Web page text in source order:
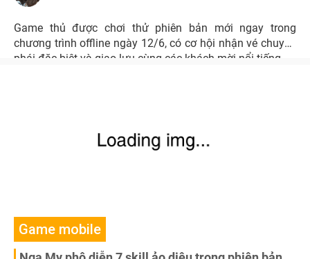
Game thủ được chơi thử phiên bản mới ngay trong
chương trình offline ngày 12/6, có cơ hội nhận vé chuyển
phái đặc biệt và giao lưu cùng các khách mời nổi tiếng.
Game mobile